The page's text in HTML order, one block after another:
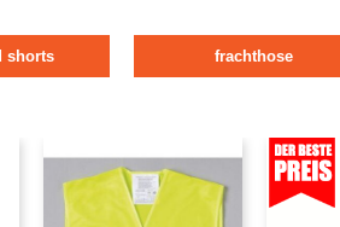
shorts frachthose